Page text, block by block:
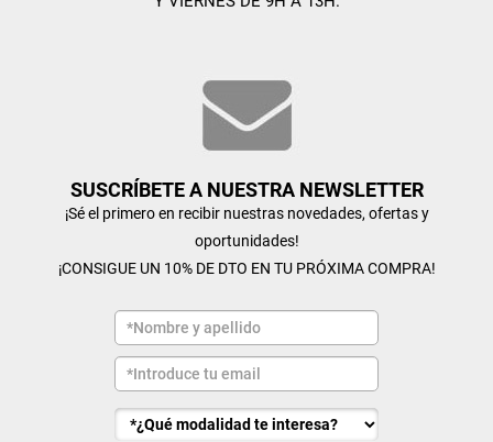
SUSCRÍBETE A NUESTRA NEWSLETTER
¡Sé el primero en recibir nuestras novedades, ofertas y
oportunidades!
¡CONSIGUE UN 10% DE DTO EN TU PRÓXIMA COMPRA!